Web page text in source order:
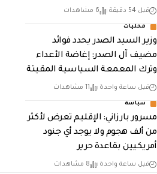
قبل 54 دقيقة 6 مشاهدات
محليات
وزير السيد الصدر يحدد فوائد
مضيف آل الصدر: إغاضة الأعداء
وترك المعمعة السياسية المقيتة
قبل ساعة واحدة 11 مشاهدات
سياسة
مسرور بارزاني: الإقليم تعرض لأكثر
من ألف هجوم ولا يوجد أي جنود
أمريكيين بقاعدة حرير
قبل ساعة واحدة 8 مشاهدات